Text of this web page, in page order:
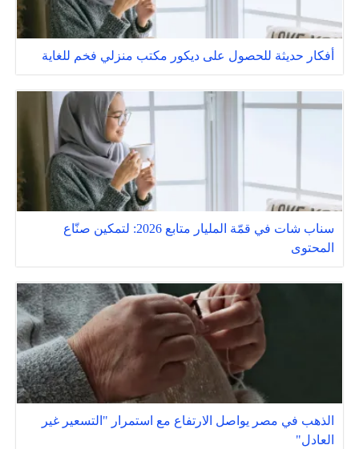
أفكار حديثة للحصول على ديكور مكتب منزلي فخم للغاية
سناب شات في قمّة المليار متابع 2026: لتمكين صنّاع
المحتوى
الذهب في مصر يواصل الارتفاع مع استمرار "التسعير غير
العادل"